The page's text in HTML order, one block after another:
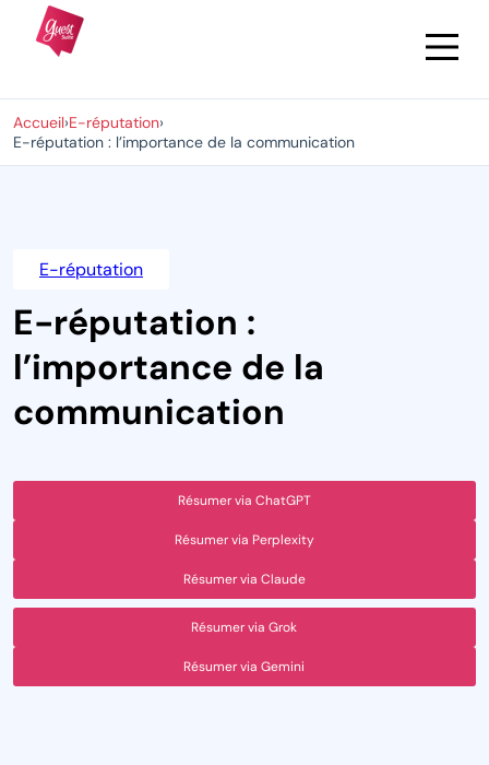
Accueil›E-réputation›
E-réputation : l’importance de la communication
E-réputation
E-réputation :
l’importance de la
communication
Résumer via ChatGPT
Résumer via Perplexity
Résumer via Claude
Résumer via Grok
Résumer via Gemini